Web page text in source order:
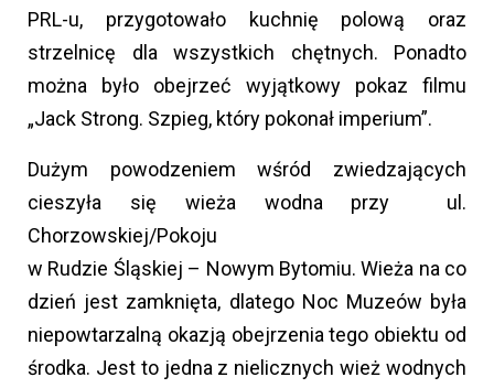
PRL-u, przygotowało kuchnię polową oraz
strzelnicę dla wszystkich chętnych. Ponadto
można było obejrzeć wyjątkowy pokaz filmu
„Jack Strong. Szpieg, który pokonał imperium”.
Dużym powodzeniem wśród zwiedzających
cieszyła się wieża wodna przy ul.
Chorzowskiej/Pokoju
w Rudzie Śląskiej – Nowym Bytomiu. Wieża na co
dzień jest zamknięta, dlatego Noc Muzeów była
niepowtarzalną okazją obejrzenia tego obiektu od
środka. Jest to jedna z nielicznych wież wodnych